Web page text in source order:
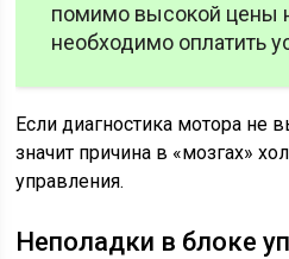
помимо высокой цены
необходимо оплатить
Если диагностика мотора не
значит причина в «мозгах»
управления.
Неполадки в блоке